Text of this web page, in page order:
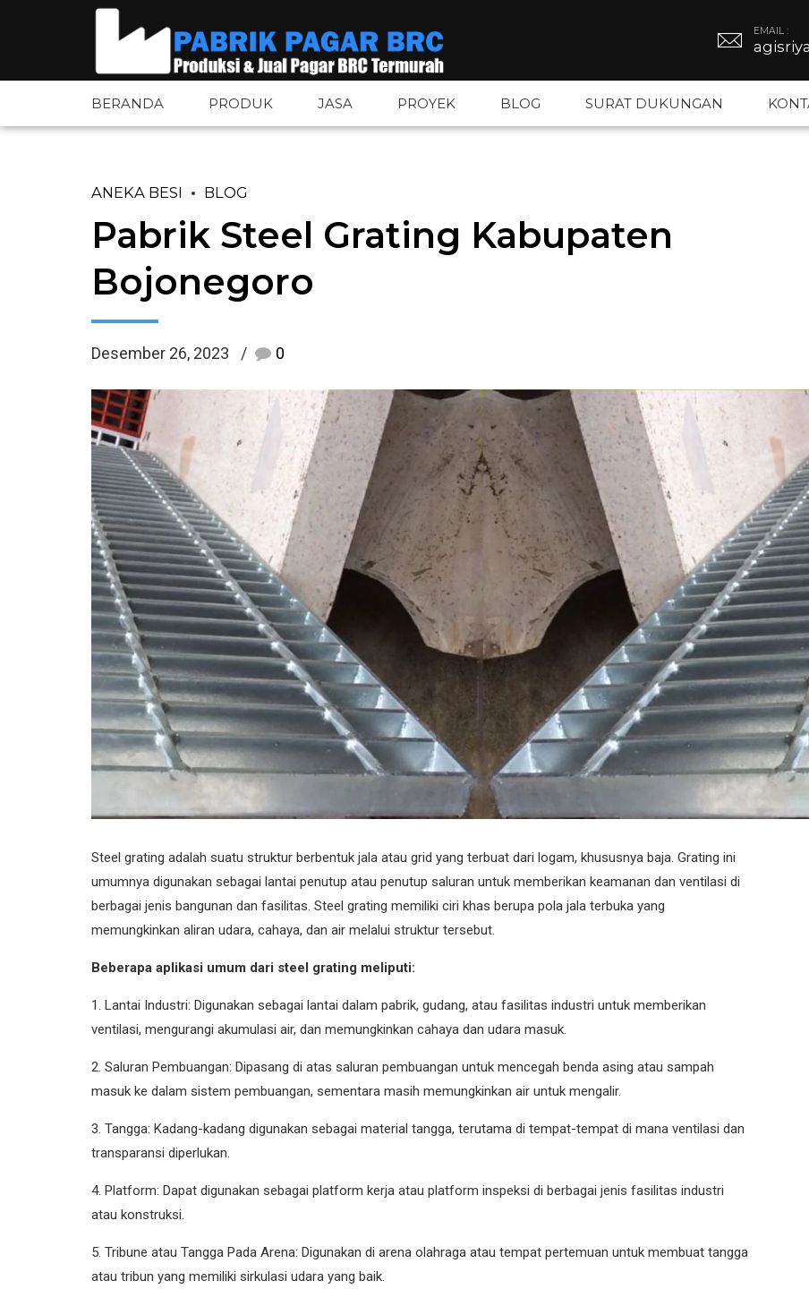
EMAIL :
BERANDA PRODUK
Pagar BRC
Pagar BRC Bandara
Pagar Tower BTS
Pagar Harmonika
Pagar Harmonika Bandara
Tiang Pagar BRC
Pipa Galvanis
Tiang Hexagonal
Tiang Telkom
Tiang CCTV
Kawat
JASA PROYEK BLOG SURAT DUKUNGAN
ANEKA BESI BLOG
Pabrik Steel Grating Kabupaten
Bojonegoro
Desember 26, 2023 0
Steel grating adalah suatu struktur berbentuk jala atau grid yang terbuat dari logam, khususnya baja. Grating ini
umumnya digunakan sebagai lantai penutup atau penutup saluran untuk memberikan keamanan dan ventilasi di
berbagai jenis bangunan dan fasilitas. Steel grating memiliki ciri khas berupa pola jala terbuka yang
memungkinkan aliran udara, cahaya, dan air melalui struktur tersebut.
Beberapa aplikasi umum dari steel grating meliputi:
1. Lantai Industri: Digunakan sebagai lantai dalam pabrik, gudang, atau fasilitas industri untuk memberikan
ventilasi, mengurangi akumulasi air, dan memungkinkan cahaya dan udara masuk.
2. Saluran Pembuangan: Dipasang di atas saluran pembuangan untuk mencegah benda asing atau sampah
masuk ke dalam sistem pembuangan, sementara masih memungkinkan air untuk mengalir.
3. Tangga: Kadang-kadang digunakan sebagai material tangga, terutama di tempat-tempat di mana ventilasi dan
transparansi diperlukan.
4. Platform: Dapat digunakan sebagai platform kerja atau platform inspeksi di berbagai jenis fasilitas industri
atau konstruksi.
5. Tribune atau Tangga Pada Arena: Digunakan di arena olahraga atau tempat pertemuan untuk membuat tangga
atau tribun yang memiliki sirkulasi udara yang baik.